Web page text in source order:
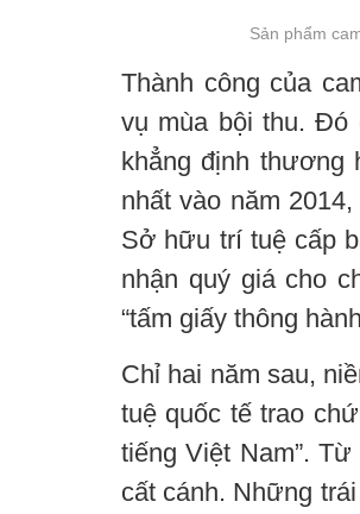
Sản phẩm
Thành công của
vụ mùa bội thu. Đó
khẳng định thương
nhất vào năm
Sở hữu trí tuệ cấp
nhận quý giá cho
“tấm giấy thông
Chỉ hai năm sau,
tuệ quốc tế trao
tiếng Việt Nam”.
cất cánh. Những